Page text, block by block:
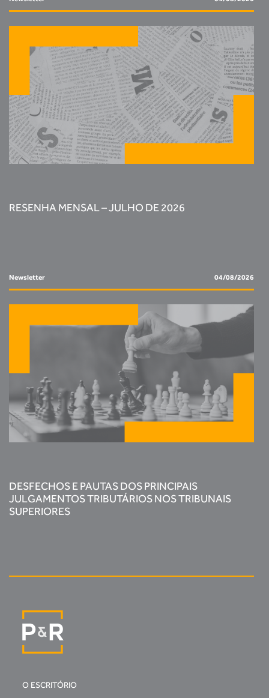
RESENHA MENSAL – JULHO DE 2026
Newsletter 04/08/2026
DESFECHOS E PAUTAS DOS PRINCIPAIS
JULGAMENTOS TRIBUTÁRIOS NOS TRIBUNAIS
SUPERIORES
O ESCRITÓRIO